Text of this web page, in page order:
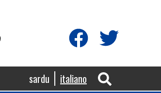
sardu italiano